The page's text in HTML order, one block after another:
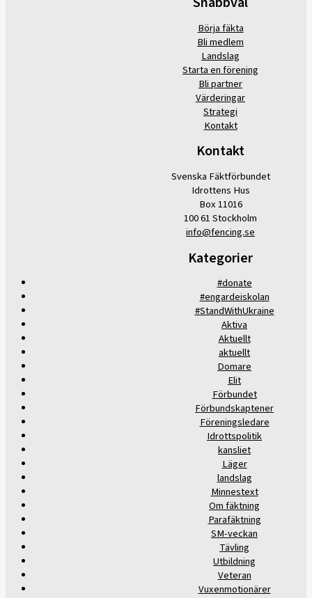
Börja fäkta
Bli medlem
Landslag
Starta en förening
Bli partner
Värderingar
Strategi
Kontakt
Kontakt
Svenska Fäktförbundet
Idrottens Hus
Box 11016
100 61 Stockholm
info@fencing.se
Kategorier
#donate
#engardeiskolan
#StandWithUkraine
Aktiva
Aktuellt
aktuellt
Domare
Elit
Förbundet
Förbundskaptener
Föreningsledare
Idrottspolitik
kansliet
Läger
landslag
Minnestext
Om fäktning
Parafäktning
SM-veckan
Tävling
Utbildning
Veteran
Vuxenmotionärer